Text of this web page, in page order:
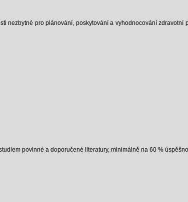
nezbytné pro plánování, poskytování a vyhodnocování zdravotní
povinné a doporučené literatury, minimálně na 60 %